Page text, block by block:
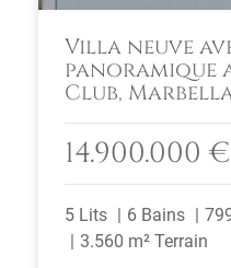
Villa neuve
panoramique
Club,
14.900.000 €
5 Lits 6 Bains
3.560 m² Terrain